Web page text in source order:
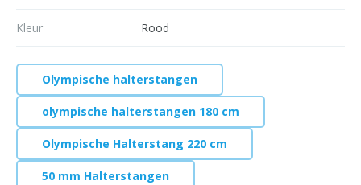
Kleur Rood
Olympische halterstangen
olympische halterstangen 180 cm
Olympische Halterstang 220 cm
50 mm Halterstangen